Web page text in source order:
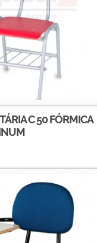
C 50 FÓRMICA